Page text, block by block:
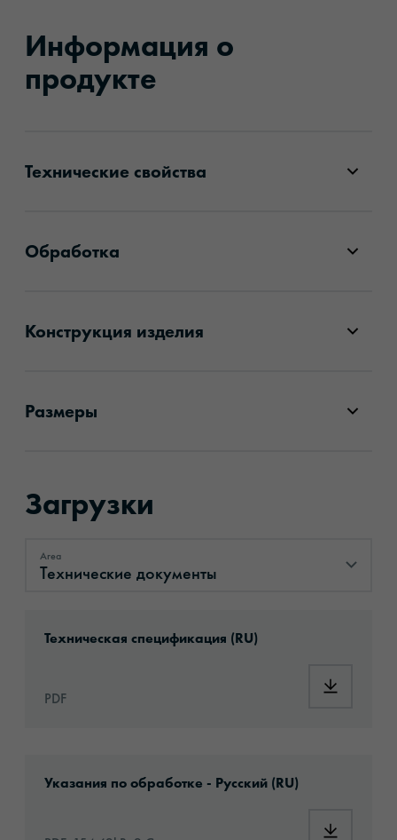
Информация о
продукте
Технические свойства
Обработка
Конструкция изделия
Размеры
Загрузки
Area
Технические документы
Техническая спецификация (RU)
PDF
Указания по обработке - Русский (RU)